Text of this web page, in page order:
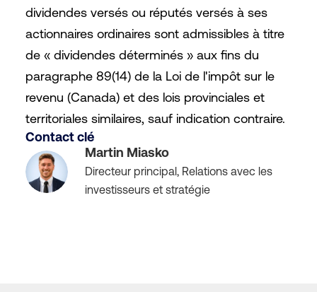
dividendes versés ou réputés versés à ses
actionnaires ordinaires sont admissibles à titre
de « dividendes déterminés » aux fins du
paragraphe 89(14) de la Loi de l'impôt sur le
revenu (Canada) et des lois provinciales et
territoriales similaires, sauf indication contraire.
Contact clé
Martin Miasko
Directeur principal, Relations avec les
investisseurs et stratégie